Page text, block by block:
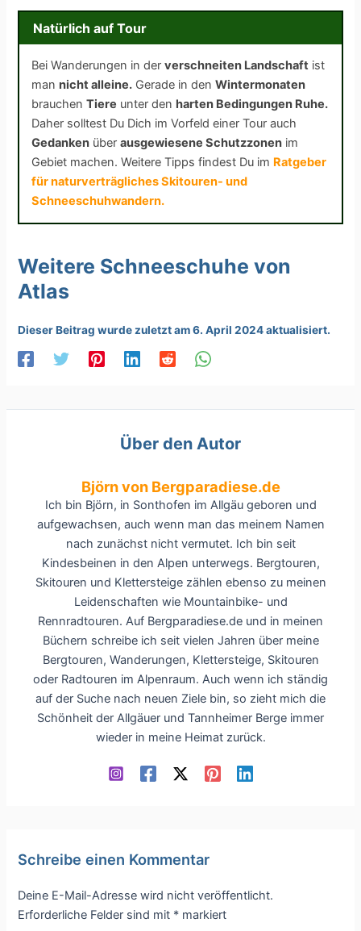
Natürlich auf Tour
Bei Wanderungen in derverschneiten Landschaft ist
man nicht alleine. Gerade in denWintermonaten
brauchenTiere unter den harten Bedingungen Ruhe.
Daher solltest Du Dich im Vorfeld einer Tour auch
Gedanken überausgewiesene Schutzzonen im
Gebiet machen. Weitere Tipps findest Du im Ratgeber
für naturverträgliches Skitouren- und
Schneeschuhwandern.
Weitere Schneeschuhe von
Atlas
Dieser Beitrag wurde zuletzt am 6. April 2024 aktualisiert.
Über den Autor
Björn von Bergparadiese.de
Ich bin Björn, in Sonthofen im Allgäu geboren und
aufgewachsen, auch wenn man das meinem Namen
nach zunächst nicht vermutet. Ich bin seit
Kindesbeinen in den Alpen unterwegs. Bergtouren,
Skitouren und Klettersteige zählen ebenso zu meinen
Leidenschaften wie Mountainbike- und
Rennradtouren. Auf Bergparadiese.de und in meinen
Büchern schreibe ich seit vielen Jahren über meine
Bergtouren, Wanderungen, Klettersteige, Skitouren
oder Radtouren im Alpenraum. Auch wenn ich ständig
auf der Suche nach neuen Ziele bin, so zieht mich die
Schönheit der Allgäuer und Tannheimer Berge immer
wieder in meine Heimat zurück.
Schreibe einen Kommentar
Deine E-Mail-Adresse wird nicht veröffentlicht.
Erforderliche Felder sind mit * markiert